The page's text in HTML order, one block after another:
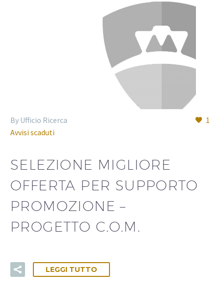
1
By Ufficio Ricerca
Avvisi scaduti
SELEZIONE MIGLIORE
OFFERTA PER SUPPORTO
PROMOZIONE –
PROGETTO C.O.M.
LEGGI TUTTO